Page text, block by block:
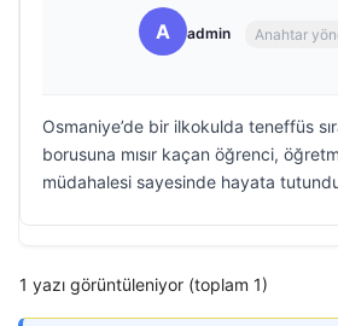
A admin Anahtar
Osmaniye’de bir ilkokulda teneffüs
borusuna mısır kaçan öğrenci,
müdahalesi sayesinde hayata
1 yazı görüntüleniyor (toplam 1)